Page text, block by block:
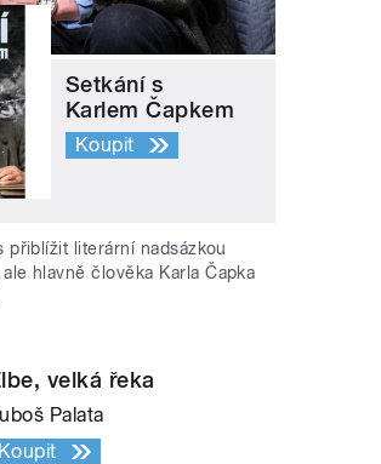
Setkání s
Karlem Čapkem
Koupit
přiblížit literární nadsázkou
hlavně člověka Karla Čapka
velká řeka
Palata
Koupit